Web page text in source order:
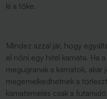
ki a tőke.
Mindez azzal jár, hogy
el nőni egy hitel kamata. Ha
megugranak a kamatok,
megemelkedhetnek a
kamatemelés csak a